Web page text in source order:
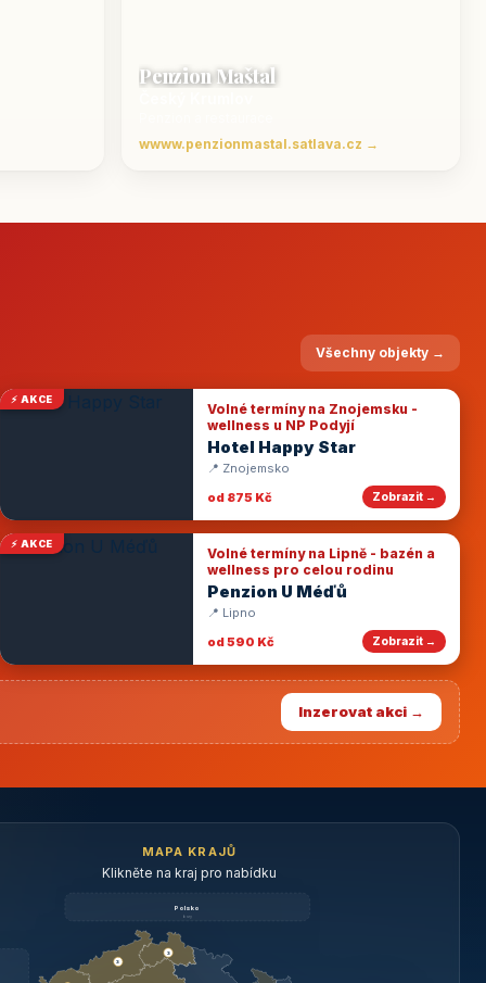
Penzion Maštal
wwww.penzionmastal.satlava.cz →
Všechny objekty →
⚡ AKCE
Volné termíny na Znojemsku -
wellness u NP Podyjí
Hotel Happy Star
📍 Znojemsko
od 875 Kč
Zobrazit →
⚡ AKCE
Volné termíny na Lipně - bazén a
wellness pro celou rodinu
Penzion U Méďů
📍 Lipno
od 590 Kč
Zobrazit →
Inzerovat akci →
MAPA KRAJŮ
Klikněte na kraj pro nabídku
Polsko
brzy
3
3